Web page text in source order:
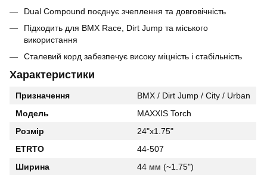
Dual Compound поєднує зчеплення та довговічність
Підходить для BMX Race, Dirt Jump та міського
використання
Сталевий корд забезпечує високу міцність і стабільність
Характеристики
Призначення
BMX / Dirt Jump / City / Urban
Модель
MAXXIS Torch
Розмір
24"x1.75"
ETRTO
44-507
Ширина
44 мм (~1.75")